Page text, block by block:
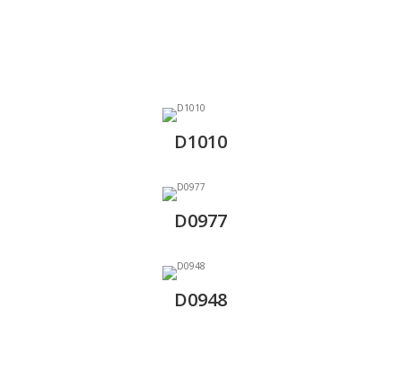
D1010
D0977
D0948